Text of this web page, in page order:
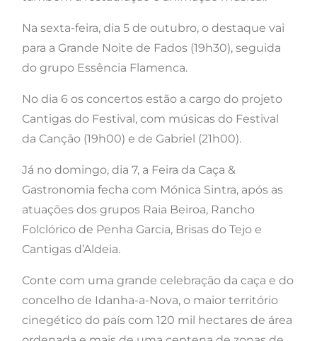
Na sexta-feira, dia 5 de outubro, o destaque vai
para a Grande Noite de Fados (19h30), seguida
do grupo Essência Flamenca.
No dia 6 os concertos estão a cargo do projeto
Cantigas do Festival, com músicas do Festival
da Canção (19h00) e de Gabriel (21h00).
Já no domingo, dia 7, a Feira da Caça &
Gastronomia fecha com Mónica Sintra, após as
atuações dos grupos Raia Beiroa, Rancho
Folclórico de Penha Garcia, Brisas do Tejo e
Cantigas d’Aldeia.
Conte com uma grande celebração da caça e do
concelho de Idanha-a-Nova, o maior território
cinegético do país com 120 mil hectares de área